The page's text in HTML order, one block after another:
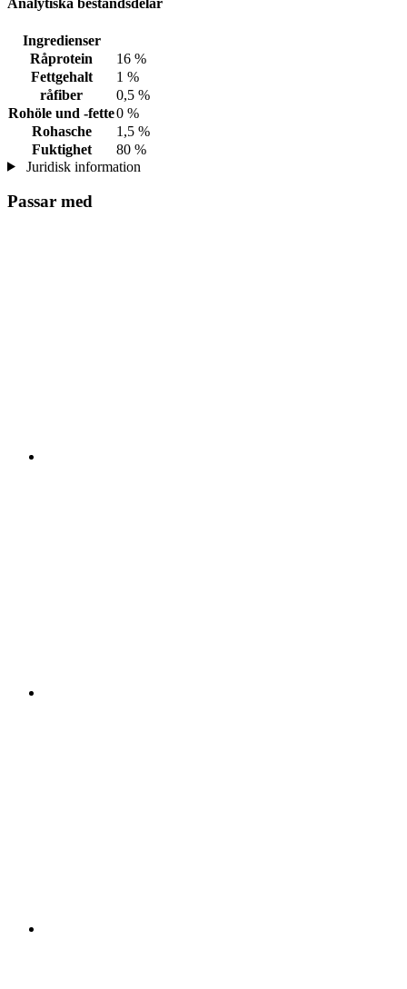
Analytiska beståndsdelar
Ingredienser
Råprotein
16 %
Fettgehalt
1 %
råfiber
0,5 %
Rohöle und -fette0 %
Rohasche
1,5 %
Fuktighet
80 %
Juridisk information
Passar med